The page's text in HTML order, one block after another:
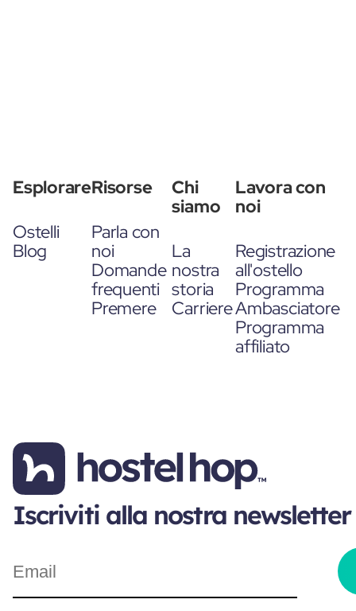
Esplorare
Ostelli
Blog
Risorse
Parla con
noi
Domande
frequenti
Premere
Chi
siamo
La
nostra
storia
Carriere
Lavora con
noi
Registrazione
all'ostello
Programma
Ambasciatore
Programma
affiliato
Iscriviti alla nostra newsletter